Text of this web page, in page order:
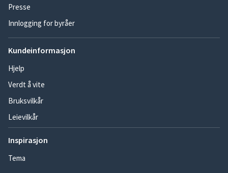
Presse
Innlogging for byråer
Kundeinformasjon
Hjelp
Verdt å vite
Bruksvilkår
Leievilkår
Inspirasjon
Tema